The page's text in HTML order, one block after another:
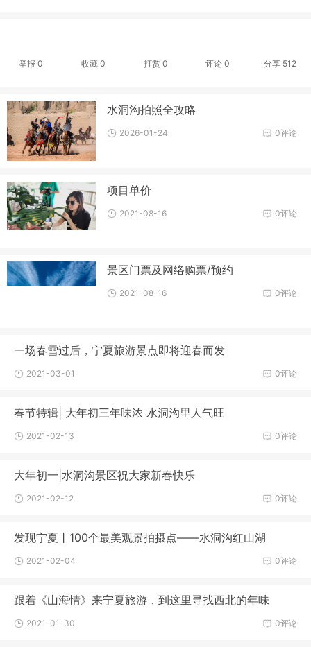
举报 0 收藏 0 打赏 0 评论0 分享 512
水洞沟拍照全攻略
0评论
2026-01-24
项目单价
0评论
2021-08-16
景区门票及网络购票/预约
0评论
2021-08-16
一场春雪过后，宁夏旅游景点即将迎春而发
0评论
2021-03-01
春节特辑| 大年初三年味浓 水洞沟里人气旺
0评论
2021-02-13
大年初一|水洞沟景区祝大家新春快乐
0评论
2021-02-12
发现宁夏丨100个最美观景拍摄点——水洞沟红山湖
0评论
2021-02-04
跟着《山海情》来宁夏旅游，到这里寻找西北的年味
0评论
2021-01-30